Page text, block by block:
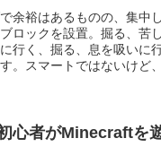
余裕はあるものの、集中
ロックを設置。掘る、苦
行く、掘る、息を吸いに
。スマートではないけど
初心者がMinecraft